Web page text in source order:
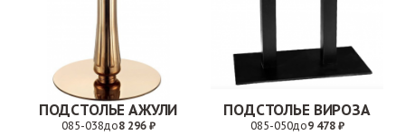
ПОДСТОЛЬЕ АЖУЛИ
085-038до8 296 ₽
ПОДСТОЛЬЕ ВИРОЗА
085-050до9 478 ₽